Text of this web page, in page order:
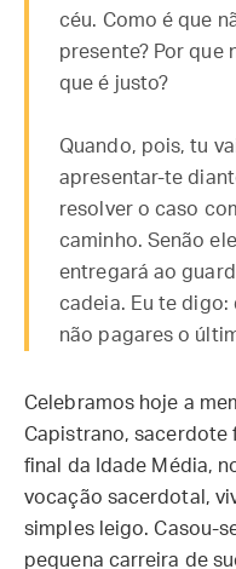
céu. Como é que
presente? Por que
que é justo?
Quando, pois, tu
apresentar-te
resolver o caso
caminho. Senão
entregará ao
cadeia. Eu te digo:
não pagares o
Celebramos hoje a
Capistrano, sacerdote
final da Idade Média,
vocação sacerdotal,
simples leigo. Casou-
pequena carreira de